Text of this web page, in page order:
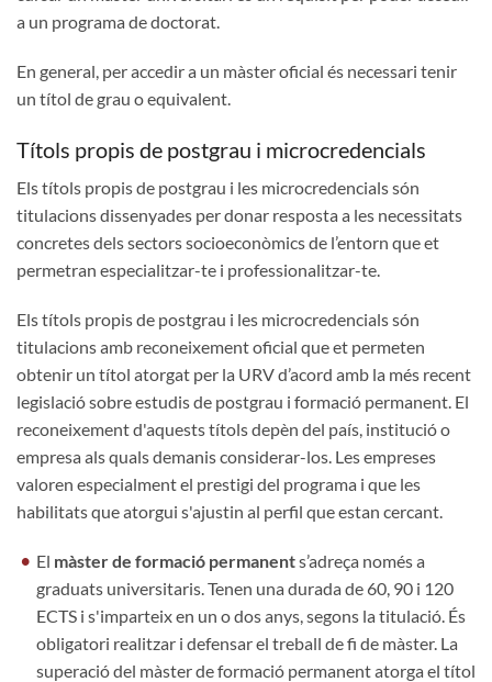
a un programa de doctorat.
En general, per accedir a un màster oficial és necessari tenir
un títol de grau o equivalent.
Títols propis de postgrau i microcredencials
Els títols propis de postgrau i les microcredencials són
titulacions dissenyades per donar resposta a les necessitats
concretes dels sectors socioeconòmics de l’entorn que et
permetran especialitzar-te i professionalitzar-te.
Els títols propis de postgrau i les microcredencials són
titulacions amb reconeixement oficial que et permeten
obtenir un títol atorgat per la URV d’acord amb la més recent
legislació sobre estudis de postgrau i formació permanent. El
reconeixement d'aquests títols depèn del país, institució o
empresa als quals demanis considerar-los. Les empreses
valoren especialment el prestigi del programa i que les
habilitats que atorgui s'ajustin al perfil que estan cercant.
El màster de formació permanents’adreça només a
graduats universitaris. Tenen una durada de 60, 90 i 120
ECTS i s'imparteix en un o dos anys, segons la titulació. És
obligatori realitzar i defensar el treball de fi de màster. La
superació del màster de formació permanent atorga el títol